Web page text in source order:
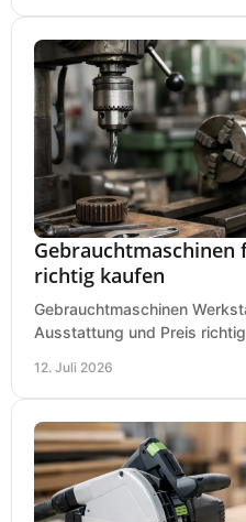
richtig kaufen
Gebrauchtmaschinen
Ausstattung und Preis
12. Juli 2026